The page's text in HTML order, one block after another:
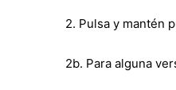
2. Pulsa y mantén
2b. Para alguna